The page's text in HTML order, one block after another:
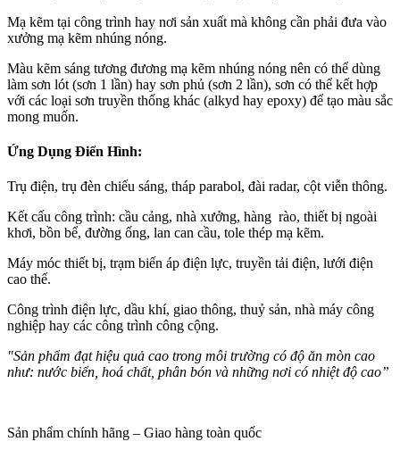
Mạ kẽm tại công trình hay nơi sản xuất mà không cần phải đưa vào
xưởng mạ kẽm nhúng nóng.
Màu kẽm sáng tương đương mạ kẽm nhúng nóng nên có thể dùng
làm sơn lót (sơn 1 lần) hay sơn phủ (sơn 2 lần), sơn có thể kết hợp
với các loại sơn truyền thống khác (alkyd hay epoxy) để tạo màu sắc
mong muốn.
Ứng Dụng Điển Hình:
Trụ điện, trụ đèn chiếu sáng, tháp parabol, đài radar, cột viễn thông.
Kết cấu công trình: cầu cảng, nhà xưởng, hàng rào, thiết bị ngoài
khơi, bồn bể, đường ống, lan can cầu, tole thép mạ kẽm.
Máy móc thiết bị, trạm biến áp điện lực, truyền tải điện, lưới điện
cao thế.
Công trình điện lực, dầu khí, giao thông, thuỷ sản, nhà máy công
nghiệp hay các công trình công cộng.
"Sản phẩm đạt hiệu quả cao trong môi trường có độ ăn mòn cao
như: nước biển, hoá chất, phân bón và những nơi có nhiệt độ cao”
Sản phẩm chính hãng – Giao hàng toàn quốc